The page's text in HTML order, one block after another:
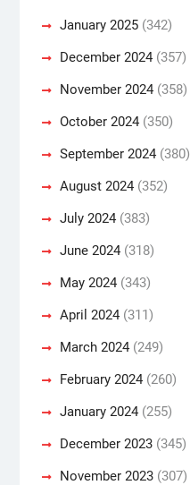
January 2025(342)
December 2024(357)
November 2024(358)
October 2024(350)
September 2024(380)
August 2024(352)
July 2024(383)
June 2024(318)
May 2024(343)
April 2024(311)
March 2024(249)
February 2024(260)
January 2024(255)
December 2023(345)
November 2023(307)